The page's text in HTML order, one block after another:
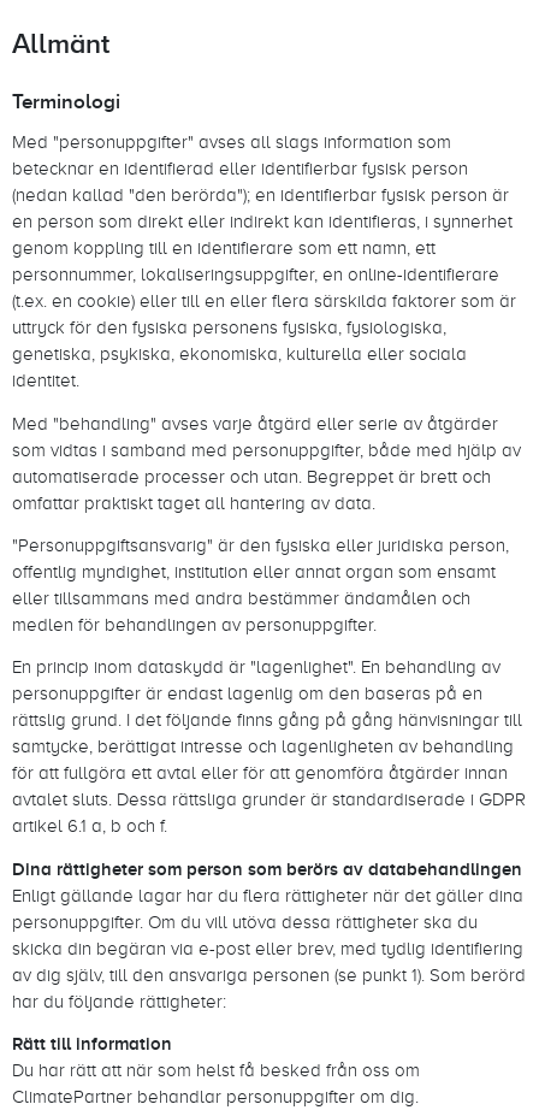
Allmänt
Terminologi
Med "personuppgifter" avses all slags information som
betecknar en identifierad eller identifierbar fysisk person
(nedan kallad "den berörda"); en identifierbar fysisk person är
en person som direkt eller indirekt kan identifieras, i synnerhet
genom koppling till en identifierare som ett namn, ett
personnummer, lokaliseringsuppgifter, en online-identifierare
(t.ex. en cookie) eller till en eller flera särskilda faktorer som är
uttryck för den fysiska personens fysiska, fysiologiska,
genetiska, psykiska, ekonomiska, kulturella eller sociala
identitet.
Med "behandling" avses varje åtgärd eller serie av åtgärder
som vidtas i samband med personuppgifter, både med hjälp av
automatiserade processer och utan. Begreppet är brett och
omfattar praktiskt taget all hantering av data.
"Personuppgiftsansvarig" är den fysiska eller juridiska person,
offentlig myndighet, institution eller annat organ som ensamt
eller tillsammans med andra bestämmer ändamålen och
medlen för behandlingen av personuppgifter.
En princip inom dataskydd är "lagenlighet". En behandling av
personuppgifter är endast lagenlig om den baseras på en
rättslig grund. I det följande finns gång på gång hänvisningar till
samtycke, berättigat intresse och lagenligheten av behandling
för att fullgöra ett avtal eller för att genomföra åtgärder innan
avtalet sluts. Dessa rättsliga grunder är standardiserade i GDPR
artikel 6.1 a, b och f.
Dina rättigheter som person som berörs av databehandlingen
Enligt gällande lagar har du flera rättigheter när det gäller dina
personuppgifter. Om du vill utöva dessa rättigheter ska du
skicka din begäran via e-post eller brev, med tydlig identifiering
av dig själv, till den ansvariga personen (se punkt 1). Som berörd
har du följande rättigheter:
Rätt till information
Du har rätt att när som helst få besked från oss om
ClimatePartner behandlar personuppgifter om dig.